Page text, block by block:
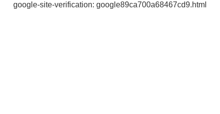
google-site-verification: google89ca700a68467cd9.html